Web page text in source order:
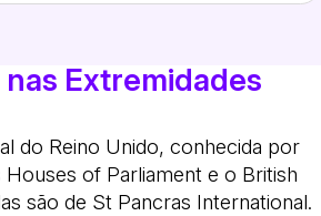
Extremidades
do Reino Unido, conhecida por
of Parliament e o British
são de St Pancras International.